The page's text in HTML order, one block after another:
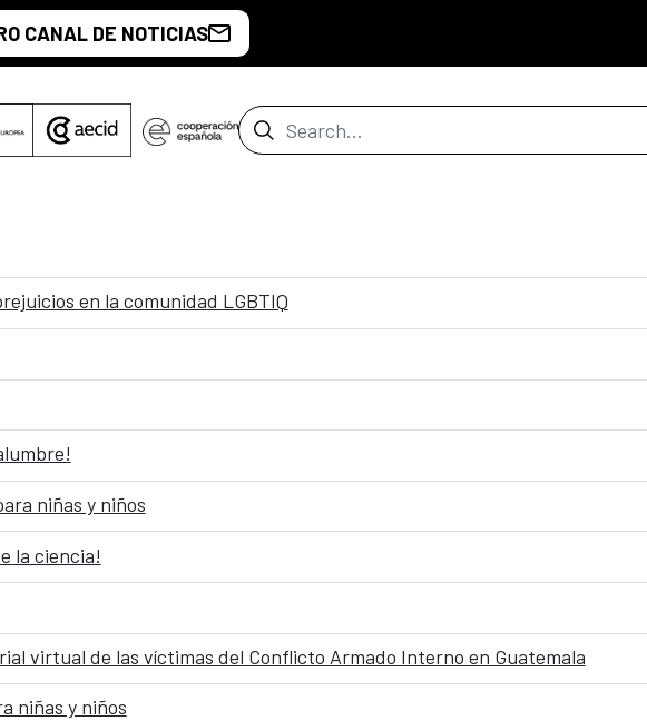
CANAL DE NOTICIAS
Search Bar
en la comunidad LGBTIQ
niñas y niños
la ciencia!
virtual de las víctimas del Conflicto Armado Interno en Guatemala
niñas y niños